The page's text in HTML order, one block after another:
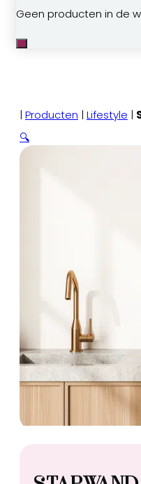
Geen producten in de
| Producten | Lifestyle |
🔍